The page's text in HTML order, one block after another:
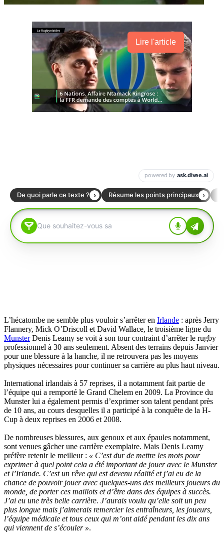
Lire l'article
L’hécatombe ne semble plus vouloir s’arrêter en Irlande : après Jerry
Flannery, Mick O’Driscoll et David Wallace, le troisième ligne du
MunsterDenis Leamy se voit à son tour contraint d’arrêter le rugby
professionnel à 30 ans seulement. Absent des terrains depuis Janvier
pour une blessure à la hanche, il ne retrouvera pas les moyens
physiques nécessaires pour continuer sa carrière au plus haut niveau.
International irlandais à 57 reprises, il a notamment fait partie de
l’équipe qui a remporté le Grand Chelem en 2009. La Province du
Munster lui a également permis d’exprimer son talent pendant près
de 10 ans, au cours desquelles il a participé à la conquête de la H-
Cup à deux reprises en 2006 et 2008.
De nombreuses blessures, aux genoux et aux épaules notamment,
sont venues gâcher une carrière exemplaire. Mais Denis Leamy
préfère retenir le meilleur : « C’est dur de mettre les mots pour
exprimer à quel point cela a été important de jouer avec le Munster
et l’Irlande. C’est un rêve qui est devenu réalité et j’ai eu de la
chance de pouvoir jouer avec quelques-uns des meilleurs joueurs du
monde, de porter ces maillots et d’être dans des équipes à succès.
J’ai eu une très belle carrière. J’aurais voulu qu’elle soit un peu
plus longue mais j’aimerais remercier les entraîneurs, les joueurs,
l’équipe médicale et tous ceux qui m’ont aidé pendant les dix ans
qui viennent de s’écouler ».